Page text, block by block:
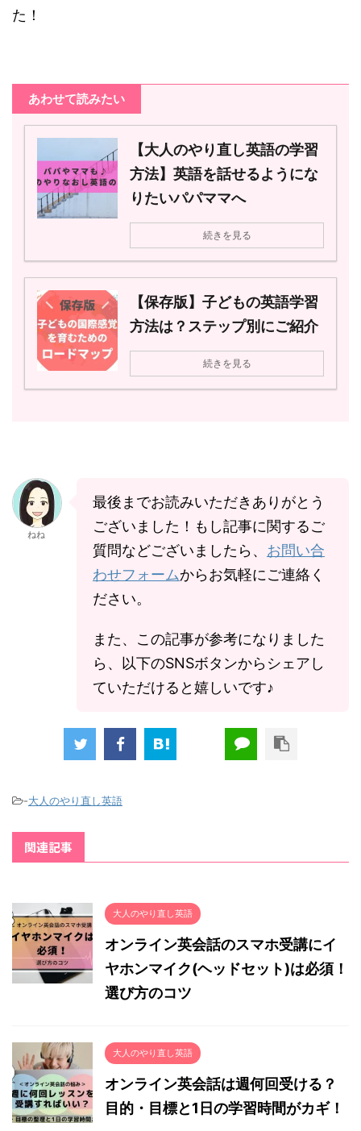
た！
あわせて読みたい
【大人のやり直し英語の学習
方法】英語を話せるようにな
りたいパパママへ
続きを見る
【保存版】子どもの英語学習
方法は？ステップ別にご紹介
続きを見る
ねね
最後までお読みいただきありがとう
ございました！もし記事に関するご
質問などございましたら、 お問い合
わせフォームからお気軽にご連絡く
ださい。
また、この記事が参考になりました
ら、以下のSNSボタンからシェアし
ていただけると嬉しいです♪
-大人のやり直し英語
関連記事
大人のやり直し英語
オンライン英会話のスマホ受講にイ
ヤホンマイク(ヘッドセット)は必須！
選び方のコツ
大人のやり直し英語
オンライン英会話は週何回受ける？
目的・目標と1日の学習時間がカギ！